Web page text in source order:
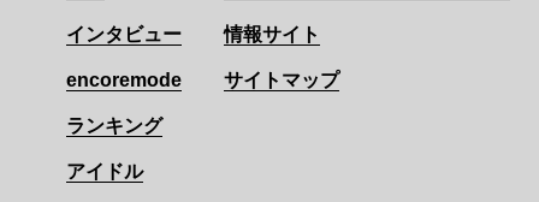
インタビュー
encoremode
ランキング
アイドル
情報サイト
サイトマップ